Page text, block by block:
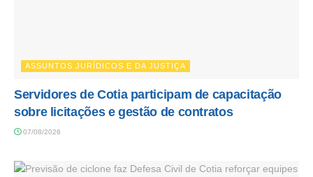
ASSUNTOS JURÍDICOS E DA JUSTIÇA
Servidores de Cotia participam de capacitação
sobre licitações e gestão de contratos
07/08/2026